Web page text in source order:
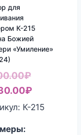
для
К-215
Божией
«Умиление»
₽
цена
₽Текущая
цена:
К-215